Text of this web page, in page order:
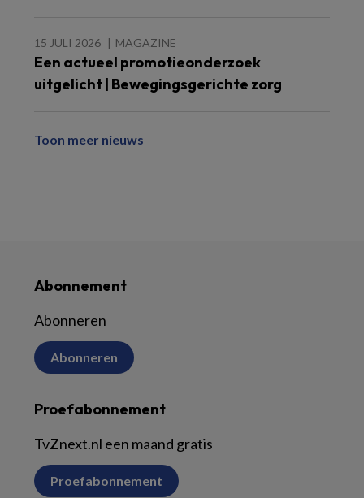
15 JULI 2026 MAGAZINE
Een actueel promotieonderzoek
uitgelicht | Bewegingsgerichte zorg
Toon meer nieuws
Abonnement
Abonneren
Abonneren
Proefabonnement
TvZnext.nl een maand gratis
Proefabonnement